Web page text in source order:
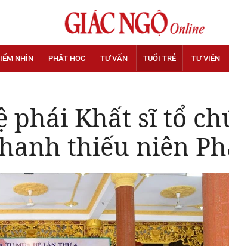
NHÌN PHẬT HỌC TƯ VẤN TUỔI TRẺ TỰ VIỆN
phái Khất sĩ tổ
thiếu niên